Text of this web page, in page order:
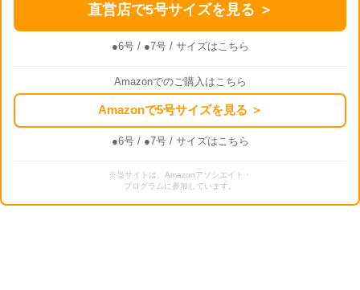
直営店で5号サイズを見る ＞
●6号/ ●7号/ サイズはこちら
Amazonでのご購入はこちら
Amazonで5号サイズを見る ＞
●6号/ ●7号/ サイズはこちら
※当サイトは、Amazonアソシエイト・
プログラムに参加しています。